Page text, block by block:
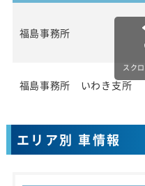
福島事務所
福島事務所 いわき支所
スク
エリア別 車情報